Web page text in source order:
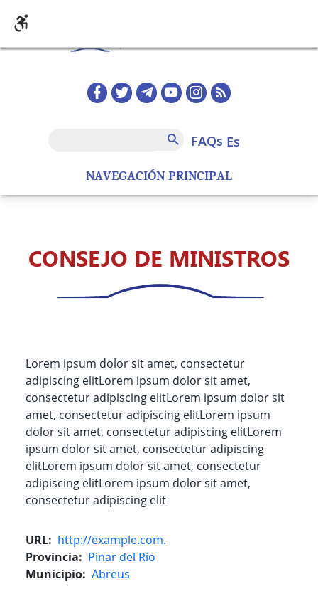
NAVEGACIÓN PRINCIPAL
Redes sociales home
FAQs
FAQs es
CONSEJO DE MINISTROS
Lorem ipsum dolor sit amet, consectetur
adipiscing elitLorem ipsum dolor sit amet,
consectetur adipiscing elitLorem ipsum dolor sit
amet, consectetur adipiscing elitLorem ipsum
dolor sit amet, consectetur adipiscing elitLorem
ipsum dolor sit amet, consectetur adipiscing
elitLorem ipsum dolor sit amet, consectetur
adipiscing elitLorem ipsum dolor sit amet,
consectetur adipiscing elit
URL
http://example.com.
Provincia
Pinar del Río
Municipio Abreus